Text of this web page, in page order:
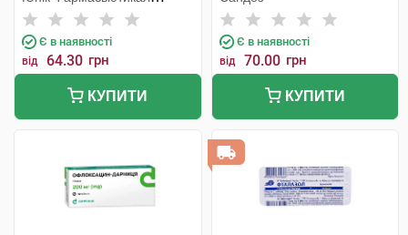
Лабораторіз
Є в наявності
від 64.30 грн
КУПИТИ
Є в наявності
від 70.00 грн
КУПИТИ